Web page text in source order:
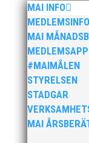
MAI INFO
MAI
#MAIMÅLEN
STYRELSEN
STADGAR
MAI
Trelleborg